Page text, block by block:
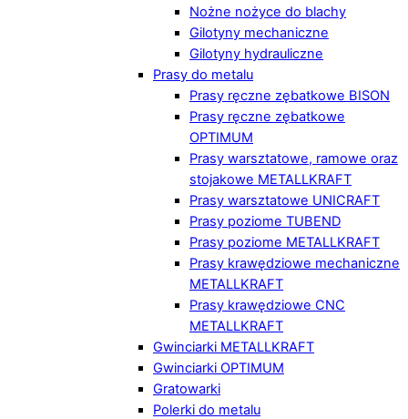
Nożne nożyce do blachy
Gilotyny mechaniczne
Gilotyny hydrauliczne
Prasy do metalu
Prasy ręczne zębatkowe BISON
Prasy ręczne zębatkowe
OPTIMUM
Prasy warsztatowe, ramowe oraz
stojakowe METALLKRAFT
Prasy warsztatowe UNICRAFT
Prasy poziome TUBEND
Prasy poziome METALLKRAFT
Prasy krawędziowe mechaniczne
METALLKRAFT
Prasy krawędziowe CNC
METALLKRAFT
Gwinciarki METALLKRAFT
Gwinciarki OPTIMUM
Gratowarki
Polerki do metalu